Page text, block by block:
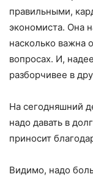
правильными,
экономиста. Она
насколько важна
вопросах. И,
разборчивее в
На сегодняшний
надо давать в
приносит
Видимо, надо